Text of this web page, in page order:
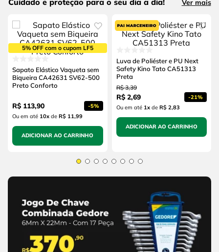
Cuidado e proteção para o seu dia a dia! Ver mais
5% OFF com o cupom LF5
Sapato Elástico Vaqueta sem
Biqueira CA42631 SV62-500
Preto Conforto
R$ 113,90 -5%
Ou em até 10x de R$ 11,99
ADICIONAR AO CARRINHO
Luva de Poliéster e PU Next
Safety Kino Tato CA51313
Preta
R$ 3,39
R$ 2,69 -21%
Ou em até 1xde R$ 2,83
ADICIONAR AO CARRINHO